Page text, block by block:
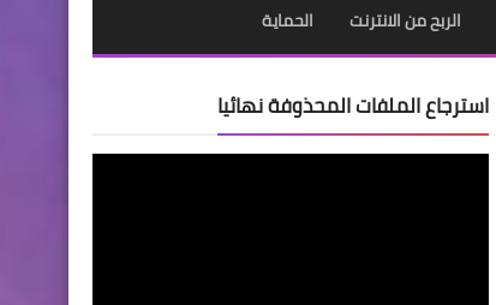
الربح من الانترنت الحماية
استرجاع الملفات المحذوفة نهائيا